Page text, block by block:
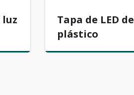
Tapa de LED de
plástico